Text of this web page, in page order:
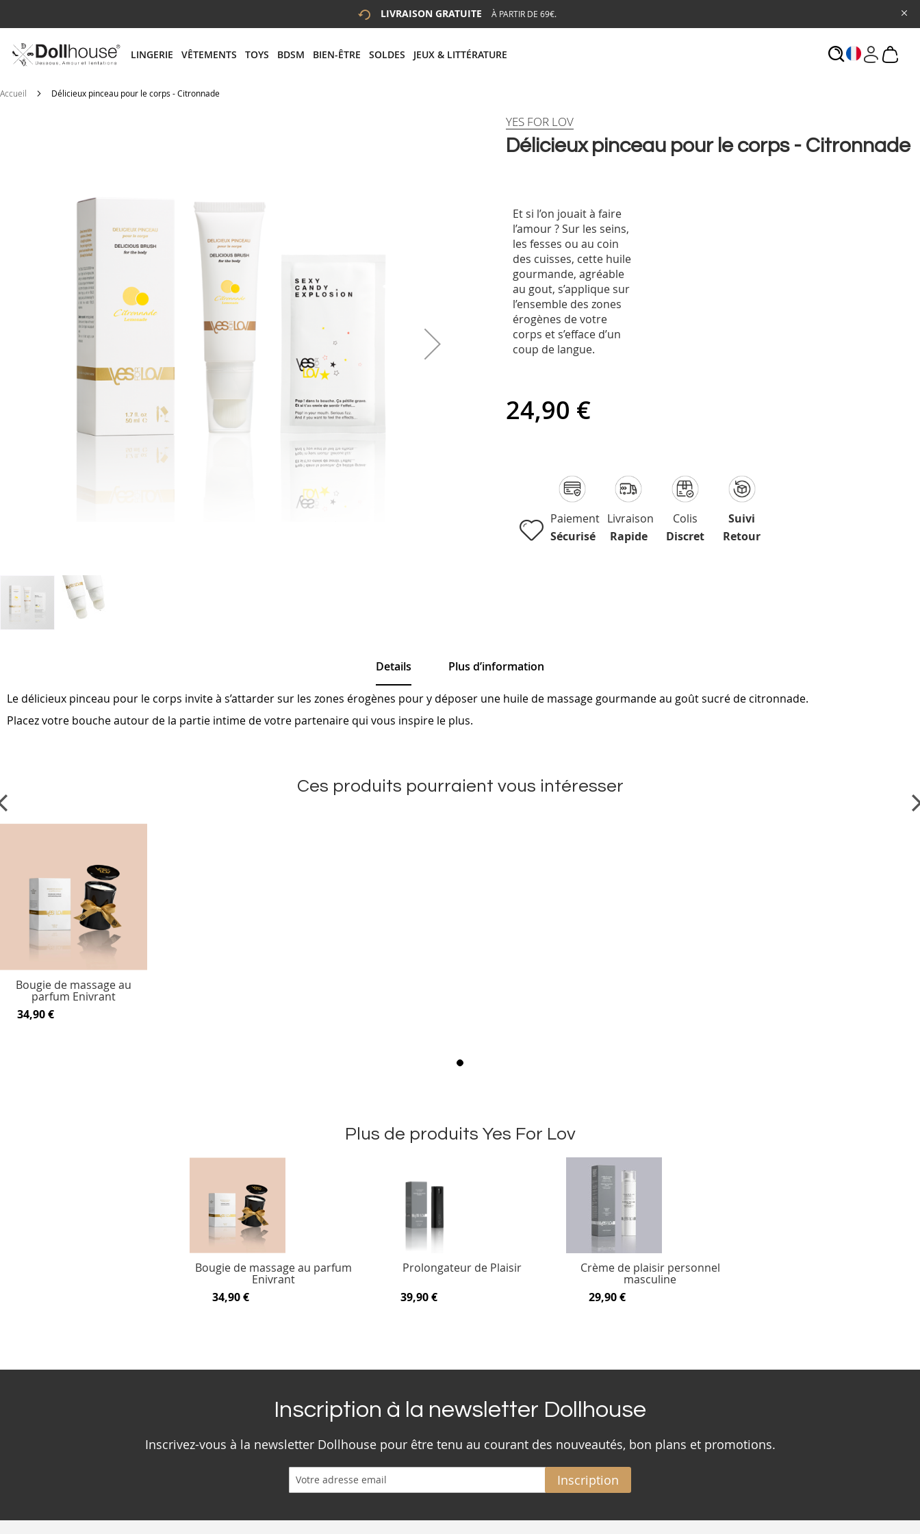
LIVRAISON GRATUITE À PARTIR DE 69€.
LINGERIE VÊTEMENTS TOYS BDSM BIEN-ÊTRE SOLDES JEUX & LITTÉRATURE
# ENTREZ AU MOINS 3 CARACTÈRES POUR LANCER LA RECHERCHE
Accueil Délicieux pinceau pour le corps - Citronnade
of
the
images
Délicieux pinceau pour le corps - Citronnade
YES FOR LOV
Et si l’on jouait à faire
l’amour ? Sur les seins,
les fesses ou au coin
des cuisses, cette huile
gourmande, agréable
au gout, s’applique sur
l’ensemble des zones
érogènes de votre
corps et s’efface d’un
coup de langue.
24,90 €
Paiement
Sécurisé
Livraison
Rapide
Colis
Discret
Suivi
Retour
Details
Le délicieux pinceau pour le corps invite à s’attarder sur les zones érogènes pour y déposer une huile de massage gourmande au goût sucré de citronnade.
Placez votre bouche autour de la partie intime de votre partenaire qui vous inspire le plus.
Plus d’information
Ces produits pourraient vous intéresser
Bougie de massage au
parfum Enivrant
34,90 €
Plus de produits Yes For Lov
Bougie de massage au parfum
Enivrant
34,90 €
Prolongateur de Plaisir
39,90 €
Crème de plaisir personnel
masculine
29,90 €
Inscription à la newsletter Dollhouse
Inscrivez-vous à la newsletter Dollhouse pour être tenu au courant des nouveautés, bon plans et promotions.
Inscription